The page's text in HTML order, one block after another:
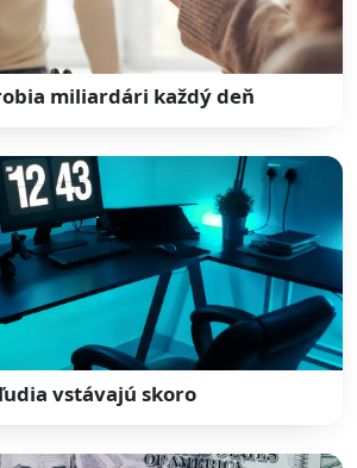
miliardári každý deň
vstávajú skoro